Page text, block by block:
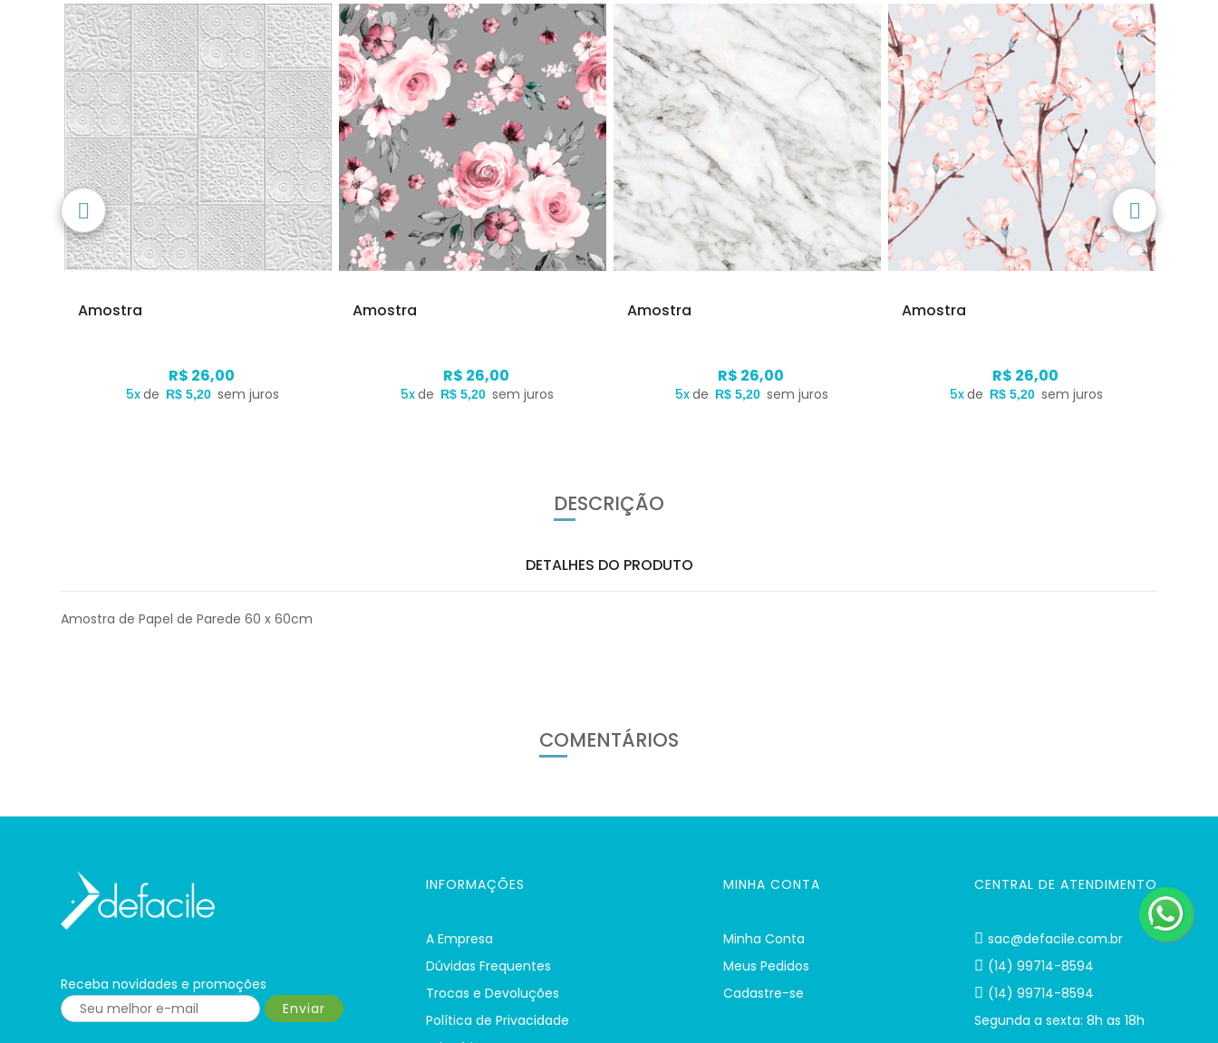
Amostra
R$ 26,00
5xde R$ 5,20 sem juros
Amostra
R$ 26,00
5xde R$ 5,20 sem juros
Amostra
R$ 26,00
5xde R$ 5,20 sem juros
Amostra
R$ 26,00
5xde R$ 5,20 sem juros
DESCRIÇÃO
DETALHES DO PRODUTO
Amostra de Papel de Parede 60 x 60cm
COMENTÁRIOS
Receba novidades e promoções
Enviar
INFORMAÇÕES
A Empresa
Dúvidas Frequentes
Trocas e Devoluções
Política de Privacidade
MINHA CONTA
Minha Conta
Meus Pedidos
Cadastre-se
CENTRAL DE ATENDIMENTO
sac@defacile.com.br
(14) 99714-8594
(14) 99714-8594
Segunda a sexta: 8h as 18h